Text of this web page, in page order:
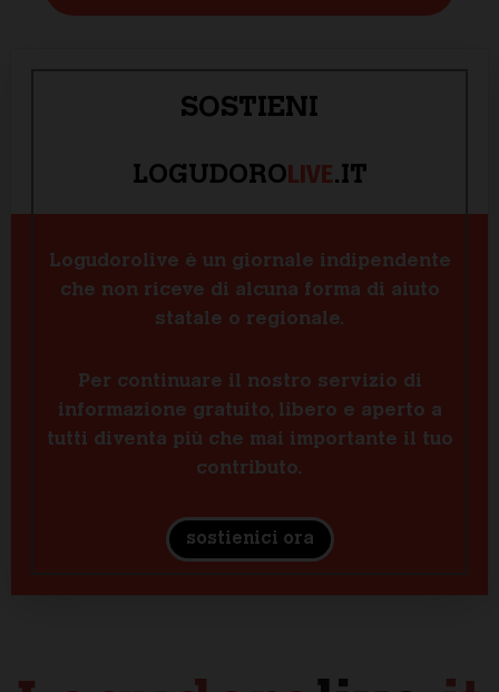
SOSTIENI
LOGUDOROLIVE.IT
Logudorolive è un giornale indipendente
che non riceve di alcuna forma di aiuto
statale o regionale.
Per continuare il nostro servizio di
informazione gratuito, libero e aperto a
tutti diventa più che mai importante il tuo
contributo.
sostienici ora